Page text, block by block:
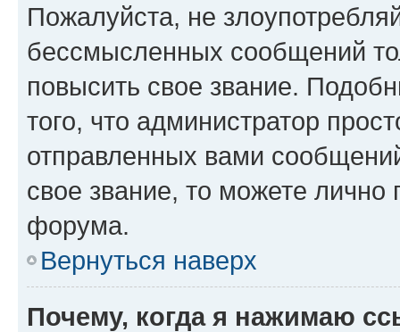
Пожалуйста, не
бессмысленных сообщений
повысить свое звание.
того, что администратор
отправленных вами
свое звание, то можете лично
форума.
Вернуться наверх
Почему, когда я нажимаю